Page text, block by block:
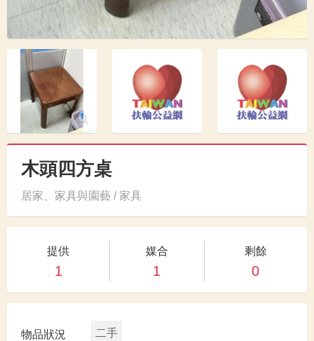
木頭四方桌
居家、家具與園藝 / 家具
提供
1
媒合
1
剩餘
0
物品狀況 二手